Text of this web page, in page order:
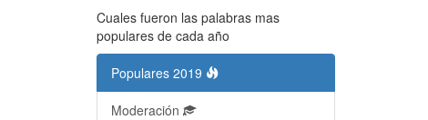
Cuales fueron las palabras mas
populares de cada año
Populares 2019
Moderación